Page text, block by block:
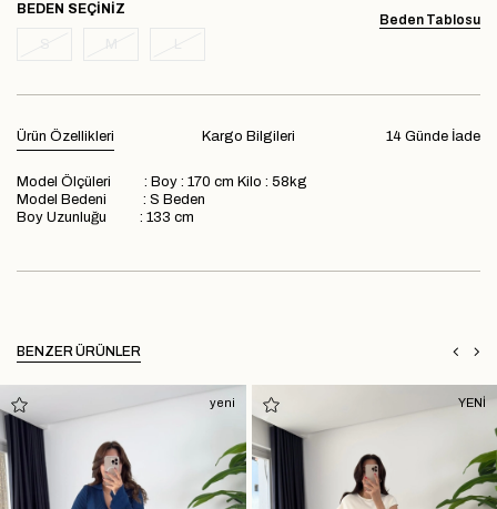
Beden Tablosu
BEDEN
Ürün Özellikleri 14 Günde İade
Kargo Bilgileri
Model Ölçüleri : Boy : 170 cm Kilo : 58kg
Model Bedeni : S Beden
Boy Uzunluğu : 133 cm
BENZER ÜRÜNLER
yeni YENİ